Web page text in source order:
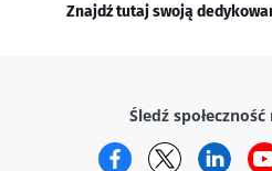
Znajdź tutaj swoją
Śledź
FacebookTwitter